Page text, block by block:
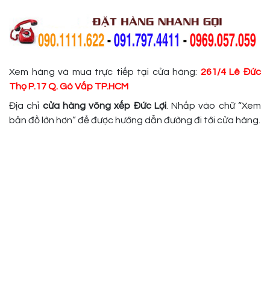
Xem hàng và mua trực tiếp tại cửa hàng: 261/4 Lê Đức
ThọP.17 Q. Gò Vấp TP.HCM
Địa chỉ cửa hàng võng xếp Đức Lợi. Nhấp vào chữ “Xem
bản đồ lớn hơn” để được hướng dẫn đường đi tới cửa hàng.